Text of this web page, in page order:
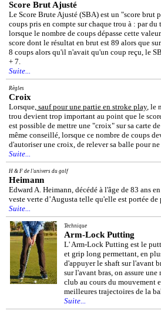
Score Brut Ajusté
Le Score Brute Ajusté (SBA) est un "score
coups pris en compte sur chaque trou à : par du
lorsque le nombre de coups dépasse cette
score dont le résultat en brut est 89 alors que
8 coups alors qu'il n'avait qu'un coup reçu, le
+ 7.
Suite...
Règles
Croix
Lorsque, sauf pour une partie en stroke play, le
trou devient trop important au point que le
est possible de mettre une "croix" sur sa carte
même conseillé, lorsque ce nombre de coups
d'autoriser une croix, de relever sa balle pour
Suite...
H & F de l'univers du golf
Heimann
Edward A. Heimann, décédé à l'âge de 83 ans
veste verte d’Augusta telle qu'elle est portée de
Suite...
Technique
Arm-Lock Putting
L' Arm-Lock Putting est le
et grip long permettant, en
d'appuyer le shaft sur l'avant
sur l'avant bras, on assure
club au cours du mouvement
meilleures trajectoires de la
Suite...